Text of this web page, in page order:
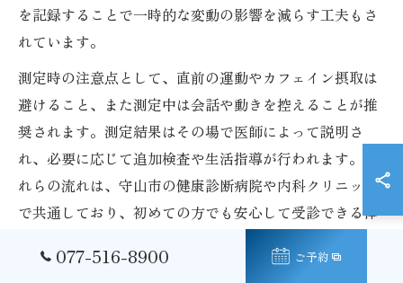
を記録することで一時的な変動の影響を減らす工夫もさ
れています。
測定時の注意点として、直前の運動やカフェイン摂取は
避けること、また測定中は会話や動きを控えることが推
奨されます。測定結果はその場で医師によって説明さ
れ、必要に応じて追加検査や生活指導が行われます。こ
れらの流れは、守山市の健康診断病院や内科クリニック
で共通しており、初めての方でも安心して受診できる体
077-516-8900 ご予約